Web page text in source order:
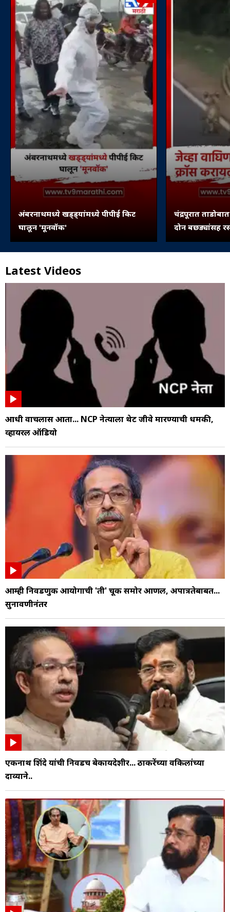
अंबरनाथमध्ये खड्ड्यांमध्ये पीपीई किट
घालून 'मूनवॉक'
चंद्रपूरात
दोन बछड्यांसह
Latest Videos
आधी वाचलास आता... NCP नेत्याला थेट जीवे मारण्याची धमकी,
व्हायरल ऑडियो
आम्ही निवडणुक आयोगाची 'ती' चूक समोर आणली, अपात्रतेबाबत...
सुनावणीनंतर
एकनाथ शिंदे यांची निवडच बेकायदेशीर... ठाकरेंच्या वकिलांच्या
दाव्याने..